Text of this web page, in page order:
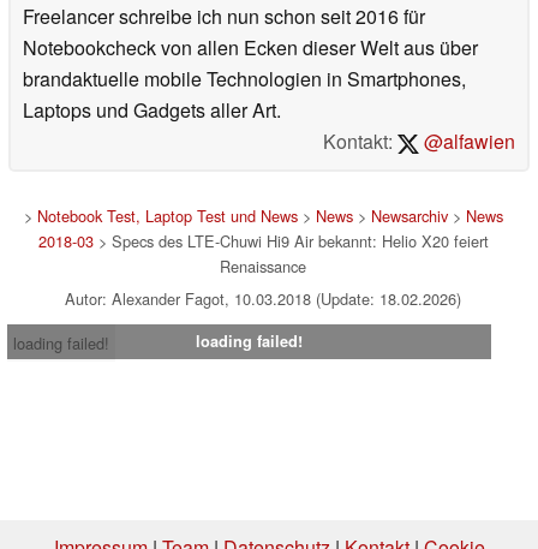
Freelancer schreibe ich nun schon seit 2016 für
Notebookcheck von allen Ecken dieser Welt aus über
brandaktuelle mobile Technologien in Smartphones,
Laptops und Gadgets aller Art.
Kontakt:
@alfawien
> Notebook Test, Laptop Test und News> News> Newsarchiv> News
2018-03> Specs des LTE-Chuwi Hi9 Air bekannt: Helio X20 feiert
Renaissance
Autor: Alexander Fagot, 10.03.2018 (Update: 18.02.2026)
loading failed!
loading failed!